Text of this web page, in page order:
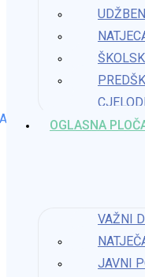
OGLASNA
VAŽNI
JAVNI
Objava objavljena:
Javni natječaj za prodaju
Natječaj je otvoren od
Javni poziv za